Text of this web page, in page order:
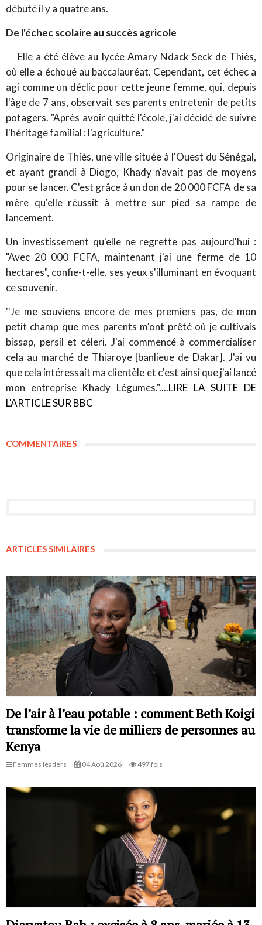
débuté il y a quatre ans.
De l'échec scolaire au succès agricole
Elle a été élève au lycée Amary Ndack Seck de Thiès,
où elle a échoué au baccalauréat. Cependant, cet échec a
agi comme un déclic pour cette jeune femme, qui, depuis
l'âge de 7 ans, observait ses parents entretenir de petits
potagers. "Après avoir quitté l'école, j'ai décidé de suivre
l'héritage familial : l'agriculture."
Originaire de Thiès, une ville située à l'Ouest du Sénégal,
et ayant grandi à Diogo, Khady n'avait pas de moyens
pour se lancer. C'est grâce à un don de 20 000 FCFA de sa
mère qu'elle réussit à mettre sur pied sa rampe de
lancement.
Un investissement qu'elle ne regrette pas aujourd'hui :
"Avec 20 000 FCFA, maintenant j'ai une ferme de 10
hectares", confie-t-elle, ses yeux s'illuminant en évoquant
ce souvenir.
''Je me souviens encore de mes premiers pas, de mon
petit champ que mes parents m'ont prêté où je cultivais
bissap, persil et céleri. J'ai commencé à commercialiser
cela au marché de Thiaroye [banlieue de Dakar]. J'ai vu
que cela intéressait ma clientèle et c'est ainsi que j'ai lancé
mon entreprise Khady Légumes."....LIRE LA SUITE DE
L'ARTICLE SUR BBC
COMMENTAIRES
ARTICLES SIMILAIRES
De l’air à l’eau potable : comment Beth Koigi
transforme la vie de milliers de personnes au
Kenya
Femmes leaders 04 Aoû 2026 497 fois